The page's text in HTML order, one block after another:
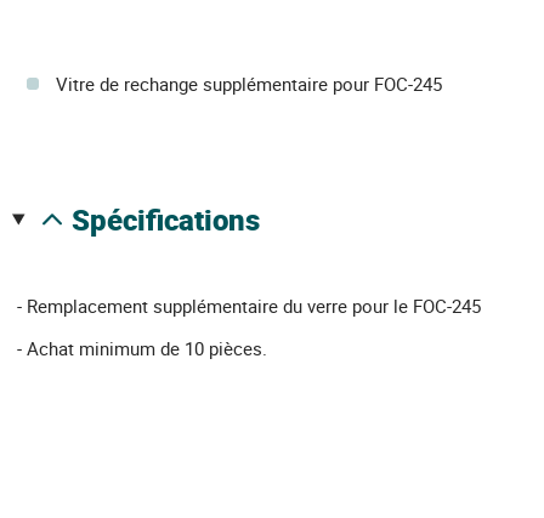
Vitre de rechange supplémentaire pour FOC-245
spécifications
- Remplacement supplémentaire du verre pour le FOC-245
- Achat minimum de 10 pièces.